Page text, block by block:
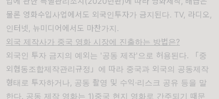
물론 영화수입사업에서도 외국인투자가 금지된다. TV, 라디오,
인터넷, 뉴미디어에서도 마찬가지.
외국 제작사가 중국 영화 시장에 진출하는 방법은?
외국인 투자 금지의 예외는 '공동 제작'으로 허용된다. 「중
외협동조합제작관리규정」에 따라 중국과 외국의 공동제작
형태로 투자하거나, 공동 촬영 및 수익·리스크 공유 등을 말
한다. 공동 제작 영화는 1)중국 현지 영화로 간주되기 때문